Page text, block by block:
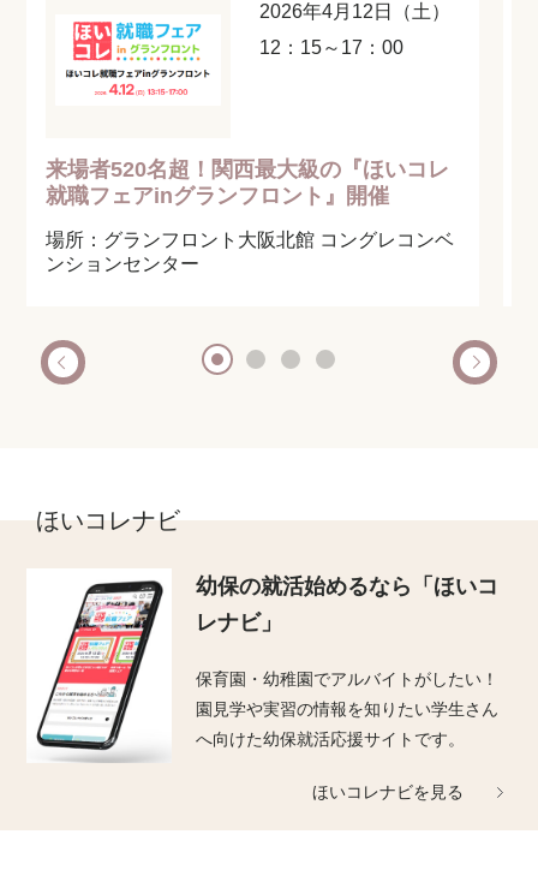
2026年4月12日（土）
12：15～17：00
来場者520名超！関西最大級の『ほいコレ
就職フェアinグランフロント』開催
場所：グランフロント大阪北館 コングレコンベ
ンションセンター
ほいコレナビ
幼保の就活始めるなら 「ほいコ
レナビ」
保育園・幼稚園でアルバイトがしたい！
園見学や実習の情報を知りたい学生さん
へ向けた幼保就活応援サイトです。
ほいコレナビを見る